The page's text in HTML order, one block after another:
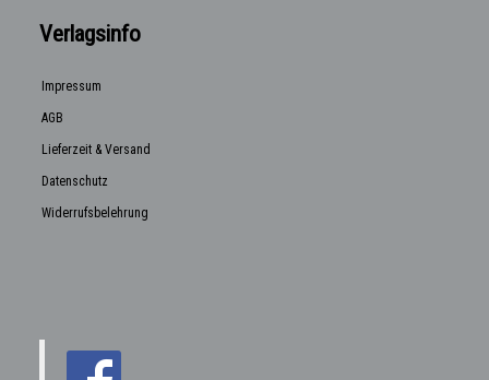
Verlagsinfo
Impressum
AGB
Lieferzeit & Versand
Datenschutz
Widerrufsbelehrung